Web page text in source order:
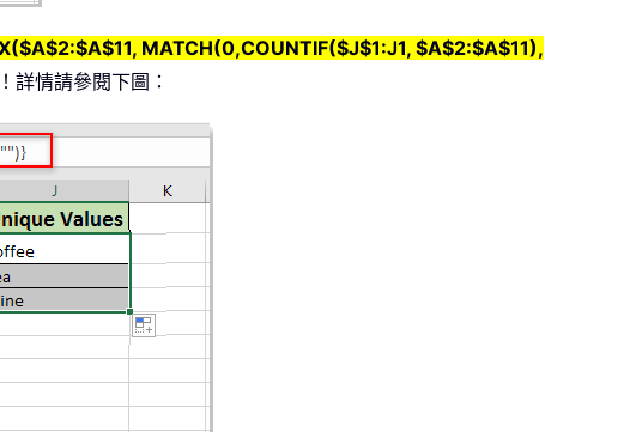
MATCH(0,COUNTIF($J$1:J1, $A$2:$A$11),
詳情請參閱下圖：